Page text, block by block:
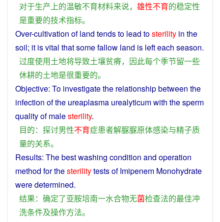
对于生产上的温敏不育材料来说， 雄性不育的稳定性
是重要的技术指标。
Over-cultivation ofland tends to lead tosterility in the
soil; it isvital thatsomefallow land is lefteach season.
过度使用土地将导致土壤贫瘠， 因此每个季节留一些
休耕的土地是很重要的。
Objective: To investigatethe relationshipbetween the
infection of the ureaplasma urealyticumwith thesperm
qualityofmalesterility.
目的： 探讨男性不育症患者解脲脲原体感染与精子质
量的关系。
Results: Thebestwashing condition and operation
method for thesterilitytestsof Imipenem Monohydrate
weredetermined.
结果： 确定了亚胺培南一水合物无菌检查法的最佳冲
洗条件及操作方法。